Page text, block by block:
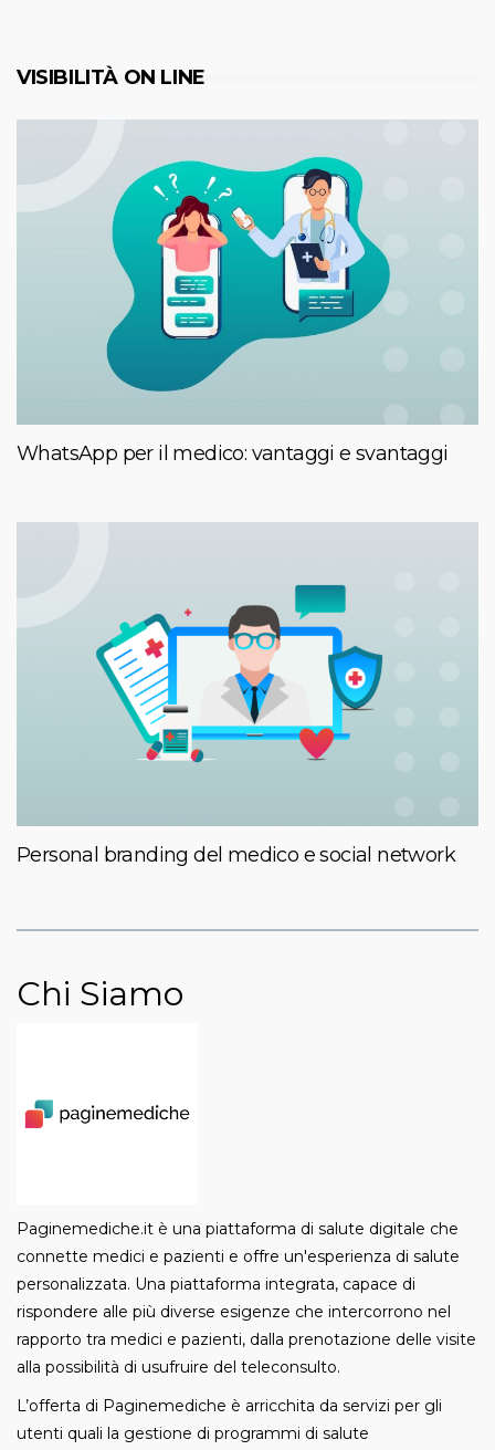
VISIBILITÀ ON LINE
WhatsApp per il medico: vantaggi e svantaggi
Personal branding del medico e social network
Chi Siamo
Paginemediche.it è una piattaforma di salute digitale che
connette medici e pazienti e offre un'esperienza di salute
personalizzata. Una piattaforma integrata, capace di
rispondere alle più diverse esigenze che intercorrono nel
rapporto tra medici e pazienti, dalla prenotazione delle visite
alla possibilità di usufruire del teleconsulto.
L’offerta di Paginemediche è arricchita da servizi per gli
utenti quali la gestione di programmi di salute